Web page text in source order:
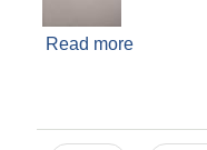
Read more